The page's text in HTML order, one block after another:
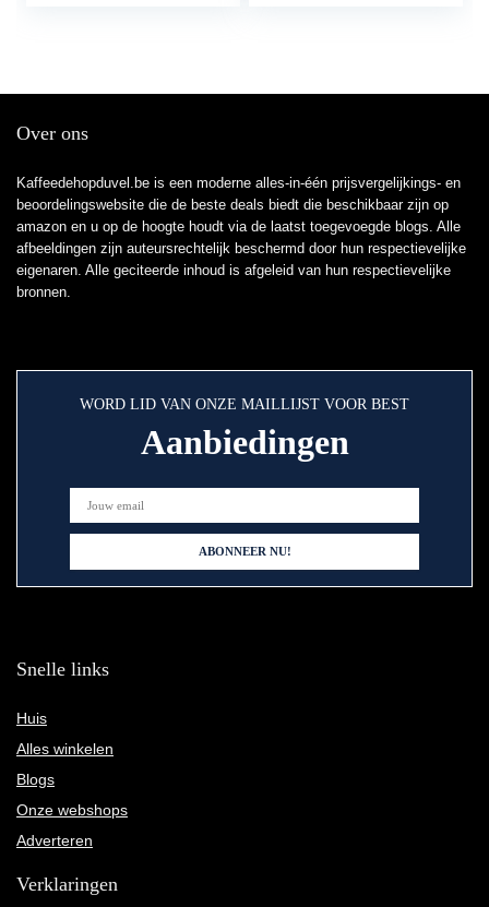
Over ons
Kaffeedehopduvel.be is een moderne alles-in-één prijsvergelijkings- en
beoordelingswebsite die de beste deals biedt die beschikbaar zijn op
amazon en u op de hoogte houdt via de laatst toegevoegde blogs. Alle
afbeeldingen zijn auteursrechtelijk beschermd door hun respectievelijke
eigenaren. Alle geciteerde inhoud is afgeleid van hun respectievelijke
bronnen.
WORD LID VAN ONZE MAILLIJST VOOR BEST
Aanbiedingen
Snelle links
Huis
Alles winkelen
Blogs
Onze webshops
Adverteren
Verklaringen